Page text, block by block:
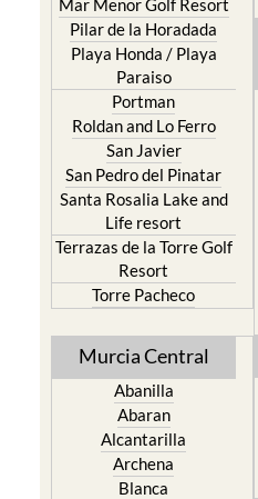
Mar Menor Golf Resort
Pilar de la Horadada
Playa Honda / Playa
Paraiso
Portman
Roldan and Lo Ferro
San Javier
San Pedro del Pinatar
Santa Rosalia Lake and
Life resort
Terrazas de la Torre Golf
Resort
Torre Pacheco
Murcia Central
Abanilla
Abaran
Alcantarilla
Archena
Blanca